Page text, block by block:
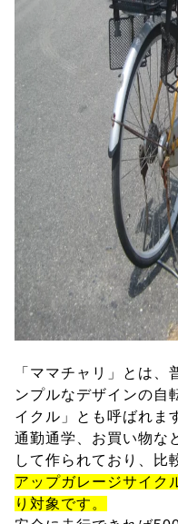
「ママチャリ」とは
ンプルなデザインの自
イクル」とも呼ばれま
通勤通学、お買い物な
して作られており、比
アップガレージサイク
り対象です。